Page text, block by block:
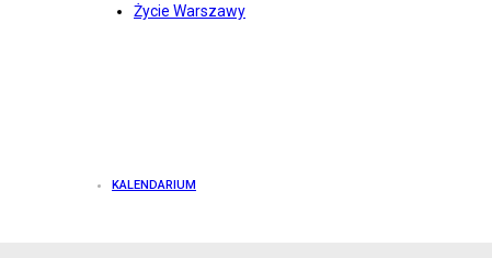
Życie Warszawy
KALENDARIUM